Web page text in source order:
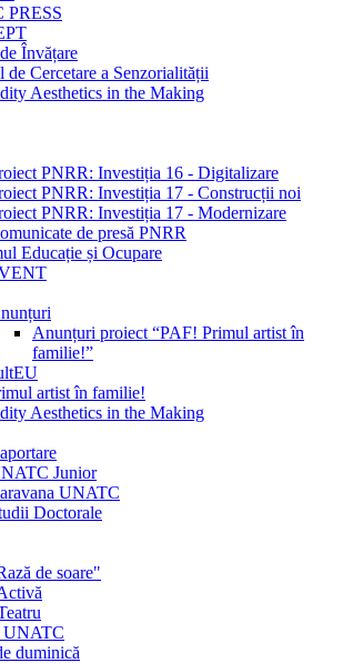
PRESS
Învățare
de Cercetare a Senzorialității
Aesthetics in the Making
PNRR: Investiția 16 - Digitalizare
PNRR: Investiția 17 - Construcții noi
PNRR: Investiția 17 - Modernizare
de presă PNRR
Educație și Ocupare
Anunțuri proiect “PAF! Primul artist în
familie!”
artist în familie!
Aesthetics in the Making
Junior
UNATC
Doctorale
de soare"
UNATC
duminică